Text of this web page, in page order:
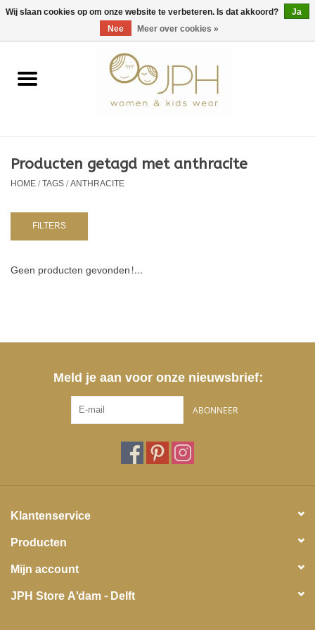
EUR/GBP/USD 0 Artikelen - €0,00
Home
Kids
NURSERY / TABLEWARE
Producten getagd met anthracite
HOME/TAGS/ANTHRACITE
FILTERS
Geen producten gevonden!...
Meld je aan voor onze nieuwsbrief:
ABONNEER
Klantenservice
Producten
Mijn account
JPH Store A'dam - Delft
Wij slaan cookies op om onze website te verbeteren. Is dat akkoord?
Ja
Nee
Meer over cookies »